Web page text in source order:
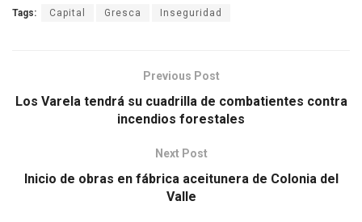
Tags: Capital Gresca Inseguridad
Previous Post
Los Varela tendrá su cuadrilla de combatientes contra
incendios forestales
Next Post
Inicio de obras en fábrica aceitunera de Colonia del
Valle